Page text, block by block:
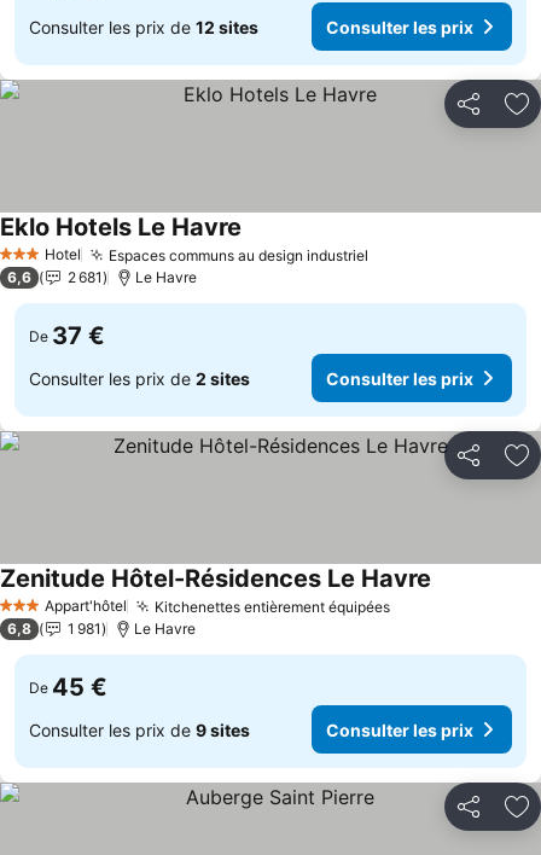
Consulter les prix de 12 sites Consulter les prix
Partager
3 ÉtoilesHotel Espaces communs au design industriel
Eklo Hotels Le Havre
6,6 2 681 Le Havre
De 37 €
Consulter les prix de 2 sites Consulter les prix
Partager
3 ÉtoilesAppart'hôtel Kitchenettes entièrement équipées
Zenitude Hôtel-Résidences Le Havre
6,8 1 981 Le Havre
De 45 €
Consulter les prix de 9 sites Consulter les prix
Partager